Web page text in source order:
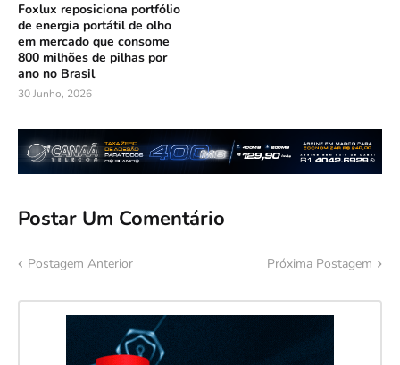
Foxlux reposiciona portfólio
de energia portátil de olho
em mercado que consome
800 milhões de pilhas por
ano no Brasil
30 Junho, 2026
Postar Um Comentário
Postagem Anterior Próxima Postagem